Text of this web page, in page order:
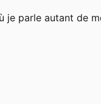
je parle autant de